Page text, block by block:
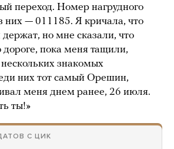
переход. Номер нагрудного
них — 011185. Я кричала, что
но мне сказали, что
пока меня тащили,
знакомых
них тот самый Орешин,
меня днем ранее, 26 июля.
ты!»
С ЦИК